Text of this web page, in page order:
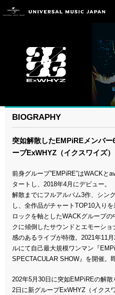
BIOGRAPHY
突如解散したEMPiREメンバ
ープExWHYZ（イクスワイズ）
前身グループ”EMPiRE”はWACKと
タートし、2018年4月にデビュー。
解散までにフルアルバム3作、シン
し、全作品がチャートTOP10入りを
ロックを軸としたWACKグループ
クに傾倒したサウンドとエモーシ
感のあるライブが特徴。2021年11
ルにて自己最大規模ワンマン『
SPECTACULAR SHOW』を開催。
202年5月30日に突如EMPiREの解
2日に新グループExWHYZ（イクス